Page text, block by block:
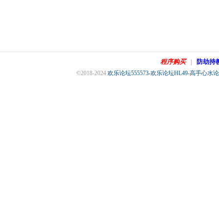
程序购买 防劫持
©2018-2024 欢乐论坛555573-欢乐论坛HL49-高手心水